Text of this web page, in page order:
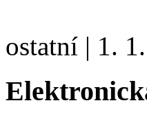
ostatní | 1.